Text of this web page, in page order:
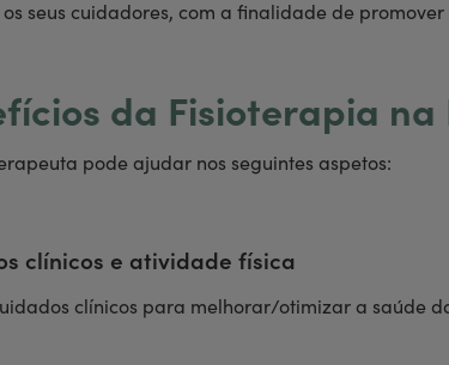
os seus cuidadores, com a finalidade de
da Fisioterapia na
pode ajudar nos seguintes aspetos:
clínicos e atividade física
clínicos para melhorar/otimizar a saúde